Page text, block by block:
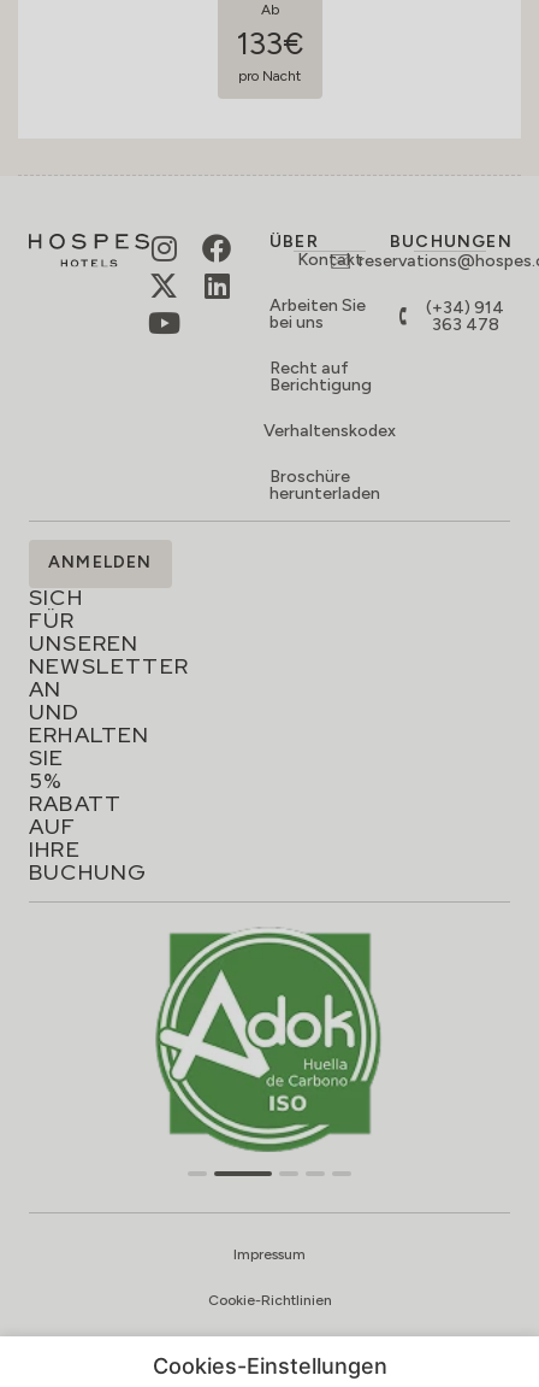
Ab
133€
pro Nacht
ÜBER
Kontakt
Arbeiten Sie
bei uns
Recht auf
Berichtigung
Verhaltenskodex
Broschüre
herunterladen
BUCHUNGEN
(+34) 914
363 478
MELDEN
SIE
SICH
FÜR
UNSEREN
NEWSLETTER
AN
UND
ERHALTEN
SIE
5%
RABATT
AUF
IHRE
BUCHUNG
ANMELDEN
Impressum
Cookie-Richtlinien
Cookies-Einstellungen